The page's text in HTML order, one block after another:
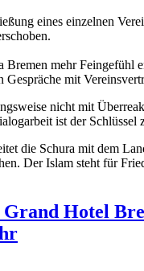
eines einzelnen
Bremen mehr Feingefühl
mit
nicht mit
ist der Schlüssel
die Schura mit dem
Der Islam steht für
Hotel